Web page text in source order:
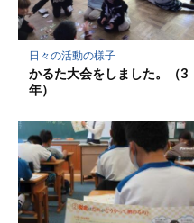
日々の活動の様子
かるた大会をしました。（3
年）